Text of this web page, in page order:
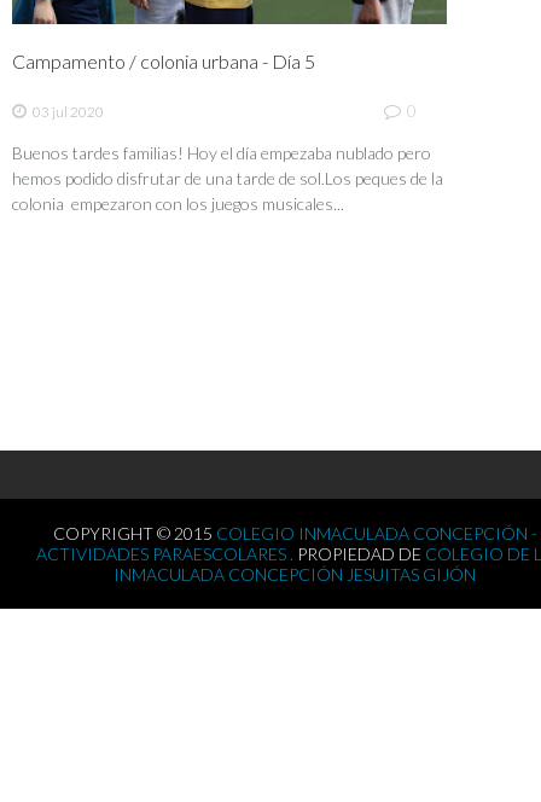
Campamento / colonia urbana - Día 5
03 jul 2020 0
Buenos tardes familias! Hoy el día empezaba nublado pero
hemos podido disfrutar de una tarde de sol.Los peques de la
colonia empezaron con los juegos musicales...
COPYRIGHT © 2015 COLEGIO INMACULADA CONCEPCIÓN -
ACTIVIDADES PARAESCOLARES . PROPIEDAD DE COLEGIO DE
INMACULADA CONCEPCIÓN JESUITAS GIJÓN